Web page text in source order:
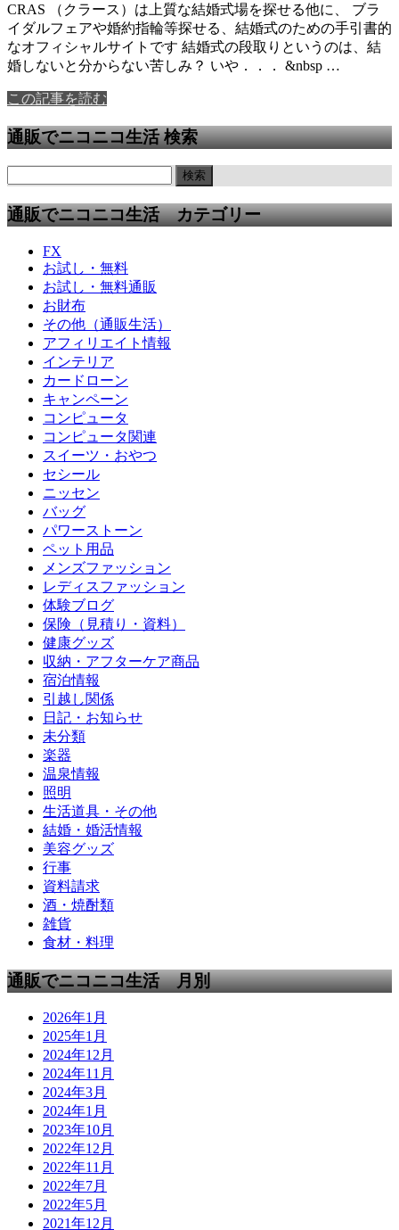
CRAS （クラース）は上質な結婚式場を探せる他に、 ブラ
イダルフェアや婚約指輪等探せる、結婚式のための手引書的
なオフィシャルサイトです 結婚式の段取りというのは、結
婚しないと分からない苦しみ？ いや．．． &nbsp …
この記事を読む
通販でニコニコ生活 検索
通販でニコニコ生活 カテゴリー
FX
お試し・無料
お試し・無料通販
お財布
その他（通販生活）
アフィリエイト情報
インテリア
カードローン
キャンペーン
コンピュータ
コンピュータ関連
スイーツ・おやつ
セシール
ニッセン
バッグ
パワーストーン
ペット用品
メンズファッション
レディスファッション
体験ブログ
保険（見積り・資料）
健康グッズ
収納・アフターケア商品
宿泊情報
引越し関係
日記・お知らせ
未分類
楽器
温泉情報
照明
生活道具・その他
結婚・婚活情報
美容グッズ
行事
資料請求
酒・焼酎類
雑貨
食材・料理
通販でニコニコ生活 月別
2026年1月
2025年1月
2024年12月
2024年11月
2024年3月
2024年1月
2023年10月
2022年12月
2022年11月
2022年7月
2022年5月
2021年12月